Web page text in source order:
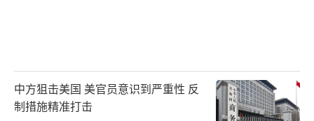
中方狙击美国 美官员意识到严重性 反
制措施精准打击